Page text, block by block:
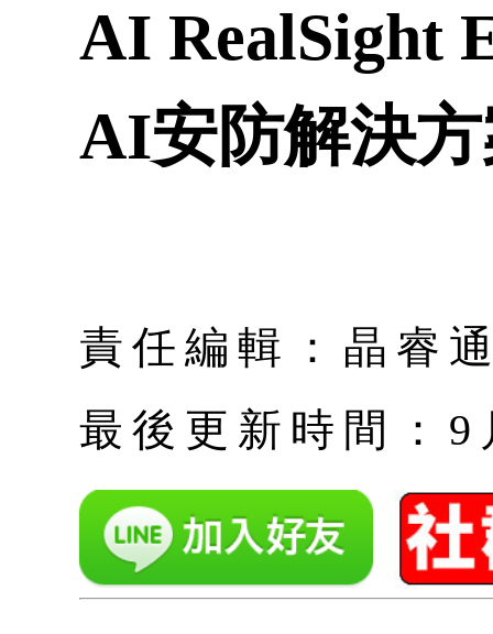
AI RealSight
AI安防解決
責任編輯：晶睿
最後更新時間：